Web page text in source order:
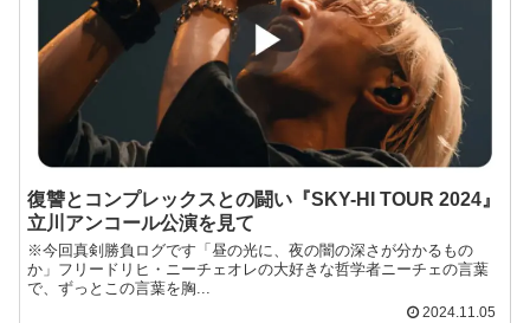
復讐とコンプレックスとの闘い『SKY-HI TOUR 2024』
立川アンコール公演を見て
※今回真剣勝負ログです「昼の光に、夜の闇の深さが分かるもの
か」フリードリヒ・ニーチェオレの大好きな哲学者ニーチェの言葉
で、ずっとこの言葉を胸...
2024.11.05